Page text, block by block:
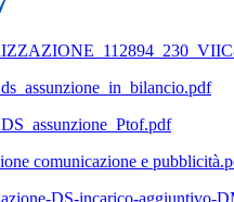
comunicazione e